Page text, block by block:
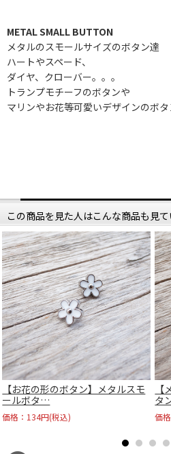
METAL SMALL BUTTON
メタルのスモールサイズのボタン達
ハートやスペード、
ダイヤ、クローバー。。。
トランプモチーフのボタンや
マリンやお花等可愛いデザインのボ
この商品を見た人はこんな商品も見
【お花の形のボタン】メタルスモ
ールボタ…
価格：134円(税込)
タ
価